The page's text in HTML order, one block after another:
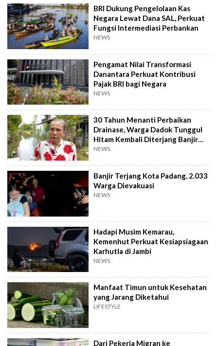
BRI Dukung Pengelolaan Kas
Negara Lewat Dana SAL, Perkuat
Fungsi Intermediasi Perbankan
NEWS
Pengamat Nilai Transformasi
Danantara Perkuat Kontribusi
Pajak BRI bagi Negara
NEWS
30 Tahun Menanti Perbaikan
Drainase, Warga Dadok Tunggul
Hitam Kembali Diterjang Banjir
Parah
NEWS
Banjir Terjang Kota Padang, 2.033
Warga Dievakuasi
NEWS
Hadapi Musim Kemarau,
Kemenhut Perkuat Kesiapsiagaan
Karhutla di Jambi
NEWS
Manfaat Timun untuk Kesehatan
yang Jarang Diketahui
LIFESTYLE
Dari Pekerja Migran ke